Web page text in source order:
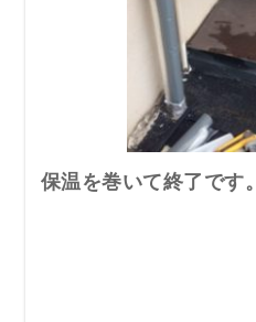
保温を巻いて終了です。